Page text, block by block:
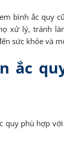
bình ắc quy
xử lý, tránh
sức khỏe và
ắc
quy phù hợp